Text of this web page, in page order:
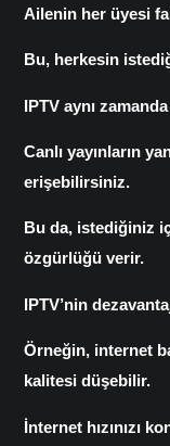
Ailenin her üyesi
Bu, herkesin
IPTV aynı
Canlı yayınların
erişebilirsiniz.
Bu da, istediğiniz
özgürlüğü verir.
IPTV’nin
Örneğin, internet
kalitesi düşebilir.
İnternet hızınızı